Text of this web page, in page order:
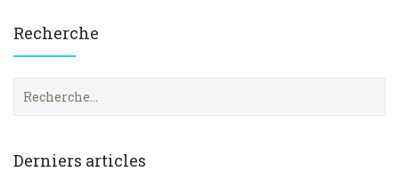
Recherche
e
Derniers articles